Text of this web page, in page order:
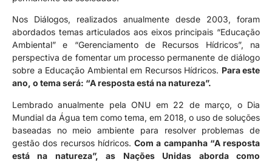
Nos Diálogos, realizados anualmente desde 2003, foram
abordados temas articulados aos eixos principais “Educação
Ambiental” e “Gerenciamento de Recursos Hídricos”, na
perspectiva de fomentar um processo permanente de diálogo
sobre a Educação Ambiental em Recursos Hídricos. Para este
ano, o tema será: “A resposta está na natureza”.
Lembrado anualmente pela ONU em 22 de março, o Dia
Mundial da Água tem como tema, em 2018, o uso de soluções
baseadas no meio ambiente para resolver problemas de
gestão dos recursos hídricos. Com a campanha “A resposta
está na natureza”, as Nações Unidas aborda como